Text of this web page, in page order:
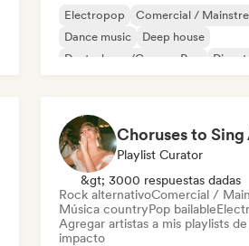
Electropop
Comercial /
Dance music
Deep house
Deutschpop/German Pop
Playlist Curator
&gt; 3000 respuestas dadas
Rock alternativoComercial /
Música countryPop bailable
Agregar artistas a mis playlists
impacto